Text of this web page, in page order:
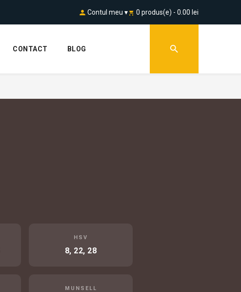
Contul meu ▾ 0 produs(e) - 0.00 lei
CONTACT BLOG
HSV
8, 22, 28
MUNSELL